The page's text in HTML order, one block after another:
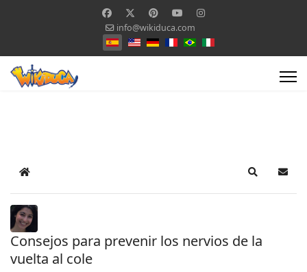
info@wikiduca.com
Seleccione su idioma
Home Search
Consejos para prevenir los nervios de la
vuelta al cole